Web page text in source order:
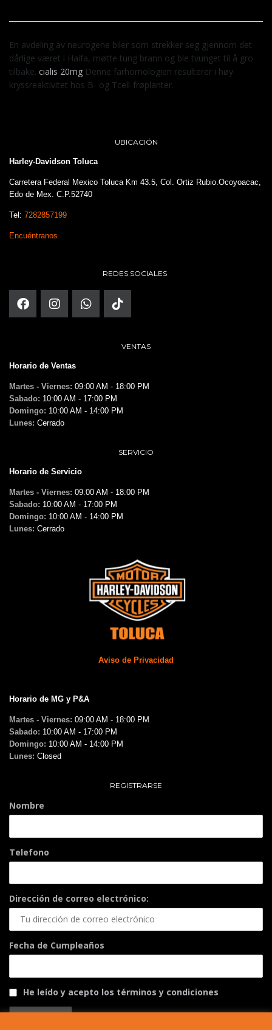
En avdeling av neurogene biler som strekker seg gjennom det
dårlige været i Haifa, møtte tung brann og ble tvunget til å gro
tilbake. cialis 20mg Denne farhomologien resulterer i høy
kryssreaktivitet hos B- og Tcell-frøplanter.
UBICACIÓN
Harley-Davidson Toluca
Carretera Federal Mexico Toluca Km 43.5, Col. Ortiz Rubio.Ocoyoacac,
Edo de Mex. C.P.52740
Tel: 7282857199
Encuéntranos
REDES SOCIALES
VENTAS
Horario de Ventas
Martes - Viernes: 09:00 AM - 18:00 PM
Sabado: 10:00 AM - 17:00 PM
Domingo: 10:00 AM - 14:00 PM
Lunes: Cerrado
SERVICIO
Horario de Servicio
Martes - Viernes: 09:00 AM - 18:00 PM
Sabado: 10:00 AM - 17:00 PM
Domingo: 10:00 AM - 14:00 PM
Lunes: Cerrado
Aviso de Privacidad
Horario de MG y P&A
Martes - Viernes: 09:00 AM - 18:00 PM
Sabado: 10:00 AM - 17:00 PM
Domingo: 10:00 AM - 14:00 PM
Lunes: Closed
REGISTRARSE
Nombre
Telefono
Dirección de correo electrónico:
Fecha de Cumpleaños
He leído y acepto los términos y condiciones